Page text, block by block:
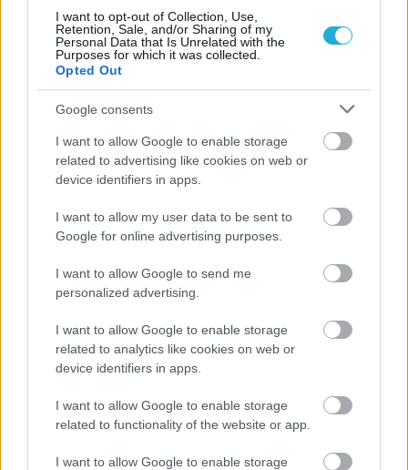
I want to opt-out of Collection, Use,
Retention, Sale, and/or Sharing of my
Personal Data that Is Unrelated with the
Purposes for which it was collected.
Opted Out
Google consents
I want to allow Google to enable storage
related to advertising like cookies on web or
device identifiers in apps.
I want to allow my user data to be sent to
Google for online advertising purposes.
I want to allow Google to send me
personalized advertising.
I want to allow Google to enable storage
related to analytics like cookies on web or
device identifiers in apps.
I want to allow Google to enable storage
related to functionality of the website or app.
I want to allow Google to enable storage
BEACH VOLLEY 17/07/2015
Γέλασαν τελευταία και… καλύτερα τα λίμπερο
Την τιμητική τους έχουν τα λίμπερο στην Σκόπελο, αφού
Τσαδήμα στο κυρίως ταμπλό των ανδρών του Μasters
Πανελληνίου πρωταθλήματος Beach Volley 2015, στο
Ειρήνης Σφυρίου είχε την «τελευταία λέξη» στο ματς που
έριξε την πρεμιέρα των προκριματικών στην παραλία της
Χώρας Σκοπέλου.